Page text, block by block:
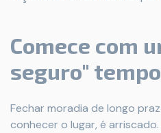
Comece com
seguro"
Fechar moradia de longo
conhecer o lugar, é